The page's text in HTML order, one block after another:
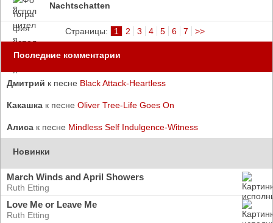
Nachtschatten
Страницы: 1 2 3 4 5 6 7 >>
Последние комментарии
Дмитрий к песне Black Attack-Heartless
Какашка к песне Oliver Tree-Life Goes On
Алиса к песне Mindless Self Indulgence-Witness
Новинки
March Winds and April Showers
Ruth Etting
Love Me or Leave Me
Ruth Etting